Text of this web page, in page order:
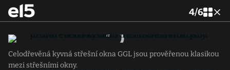
4/6
Celodřevěná kyvná střešní okna GGL jsou prověřenou klasikou
mezi střešními okny.